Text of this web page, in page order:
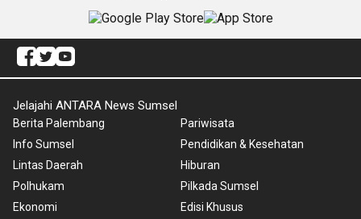
Jelajahi ANTARA News Sumsel
Berita Palembang
Info Sumsel
Lintas Daerah
Polhukam
Ekonomi
Pariwisata
Pendidikan & Kesehatan
Hiburan
Pilkada Sumsel
Edisi Khusus